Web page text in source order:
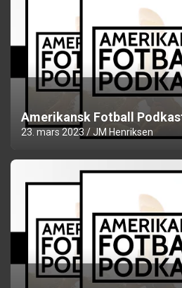
Amerikansk Fotball
23. mars 2023 JM Henriksen